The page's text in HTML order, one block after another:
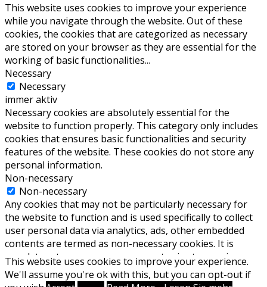
This website uses cookies to improve your experience.
We'll assume you're ok with this, but you can opt-out if
This website uses cookies to improve your experience
while you navigate through the website. Out of these
cookies, the cookies that are categorized as necessary
are stored on your browser as they are essential for the
working of basic functionalities...
Necessary
Necessary
immer aktiv
Necessary cookies are absolutely essential for the
website to function properly. This category only includes
cookies that ensures basic functionalities and security
features of the website. These cookies do not store any
personal information.
Non-necessary
Non-necessary
Any cookies that may not be particularly necessary for
the website to function and is used specifically to collect
user personal data via analytics, ads, other embedded
contents are termed as non-necessary cookies. It is
mandatory to procure user consent prior to running
these cookies on your website.
SPEICHERN & AKZEPTIEREN